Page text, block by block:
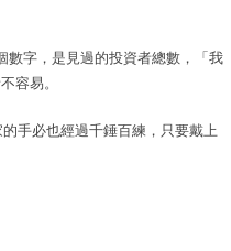
數字，是見過的投資者總數，「我
容易。
手必也經過千錘百練，只要戴上